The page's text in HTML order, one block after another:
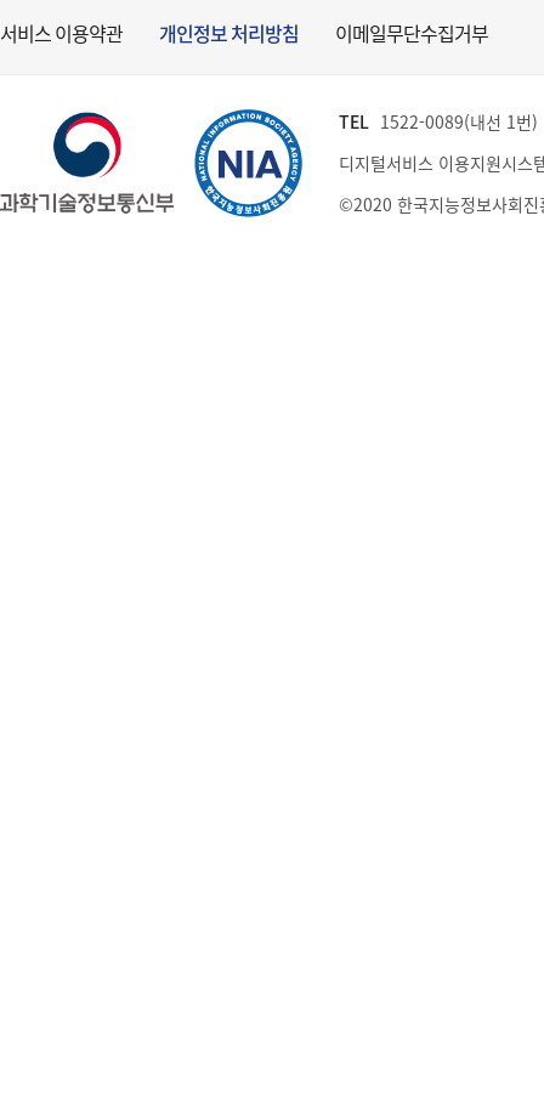
서비스 이용약관 개인정보 처리방침 이메일무단수집거부
TEL 1522-0089(내선 1번
디지털서비스 이용지원시스
©2020 한국지능정보사회진